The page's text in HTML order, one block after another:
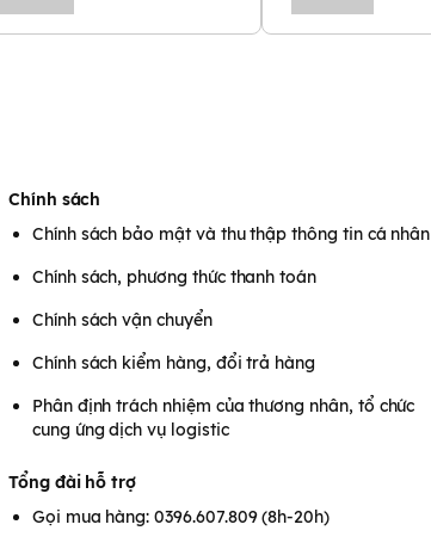
Chính sách
Chính sách bảo mật và thu thập thông tin cá nhân
Chính sách, phương thức thanh toán
Chính sách vận chuyển
Chính sách kiểm hàng, đổi trả hàng
Phân định trách nhiệm của thương nhân, tổ chức
cung ứng dịch vụ logistic
Tổng đài hỗ trợ
Gọi mua hàng: 0396.607.809 (8h-20h)